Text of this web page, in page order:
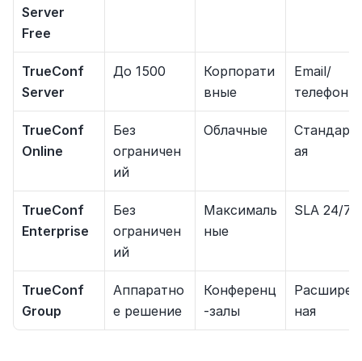
Server
Free
TrueConf
Server
До 1500
Корпорати
вные
Email/
телефон
TrueConf
Online
Без
ограничен
ий
Облачные
ая
TrueConf
Enterprise
Без
ограничен
ий
Максималь
ные
SLA 24/7
TrueConf
Group
Аппаратно
е решение
Конференц
-залы
Расширен
ная